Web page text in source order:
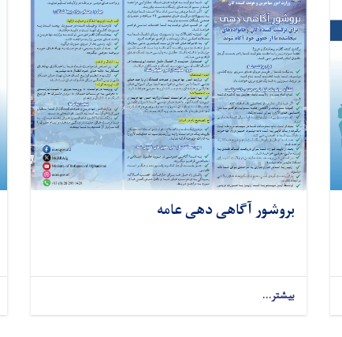
بروشور آگاهی دهی عامه
بیشتر...